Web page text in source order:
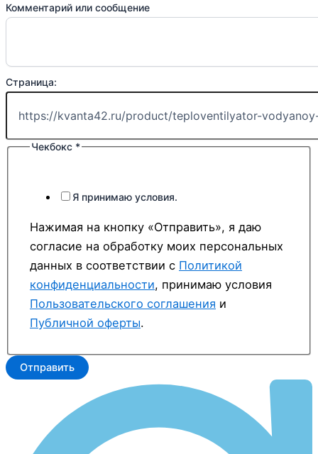
Комментарий или сообщение
Страница:
Эл.
Чекбокс *
Я принимаю условия.
Нажимая на кнопку «Отправить», я даю
согласие на обработку моих персональных
данных в соответствии с Политикой
конфиденциальности, принимаю условия
Пользовательского соглашения и
Публичной оферты.
Отправить